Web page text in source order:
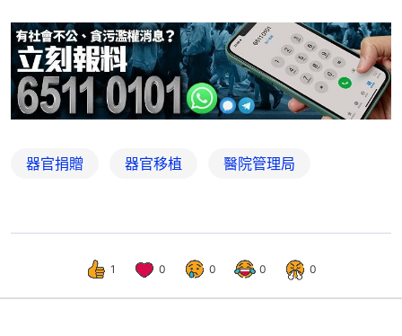
器官捐贈 器官移植 醫院管理局
1 0 0 0 0